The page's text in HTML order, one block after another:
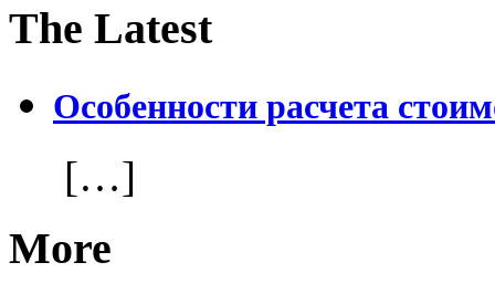
The Latest
Особенности расчета
[…]
More